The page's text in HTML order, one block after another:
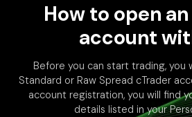
How to open
account
Before you can start trading, you
Standard or Raw Spread cTrader
account registration, you will find
details listed in your